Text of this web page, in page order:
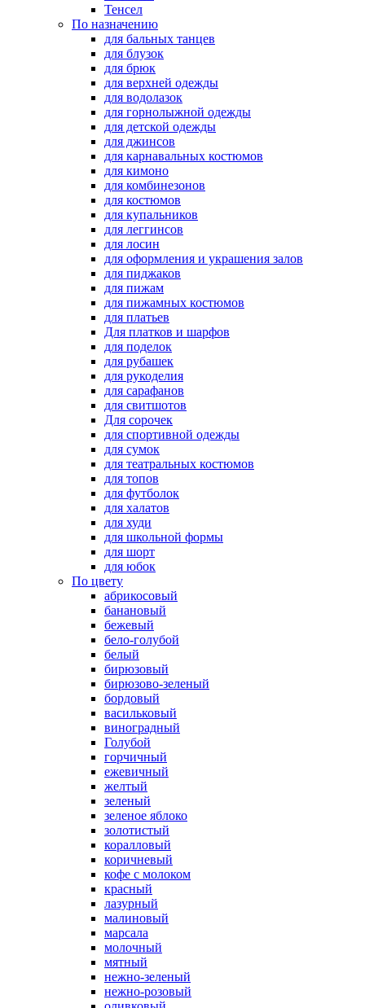
Тенсел
По назначению
для бальных танцев
для блузок
для брюк
для верхней одежды
для водолазок
для горнолыжной одежды
для детской одежды
для джинсов
для карнавальных костюмов
для кимоно
для комбинезонов
для костюмов
для купальников
для леггинсов
для лосин
для оформления и украшения залов
для пиджаков
для пижам
для пижамных костюмов
для платьев
Для платков и шарфов
для поделок
для рубашек
для рукоделия
для сарафанов
для свитшотов
Для сорочек
для спортивной одежды
для сумок
для театральных костюмов
для топов
для футболок
для халатов
для худи
для школьной формы
для шорт
для юбок
По цвету
абрикосовый
банановый
бежевый
бело-голубой
белый
бирюзовый
бирюзово-зеленый
бордовый
васильковый
виноградный
Голубой
горчичный
ежевичный
желтый
зеленый
зеленое яблоко
золотистый
коралловый
коричневый
кофе с молоком
красный
лазурный
малиновый
марсала
молочный
мятный
нежно-зеленый
нежно-розовый